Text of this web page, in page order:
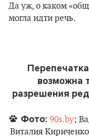
Да уж, о каком
могла идти речь.
возможна
разрешения
Фото: 90s.by;
Виталия